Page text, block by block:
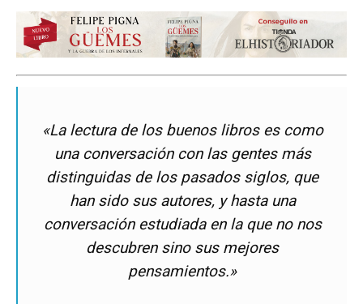
«La lectura de los buenos libros es como
una conversación con las gentes más
distinguidas de los pasados siglos, que
han sido sus autores, y hasta una
conversación estudiada en la que no nos
descubren sino sus mejores
pensamientos.»